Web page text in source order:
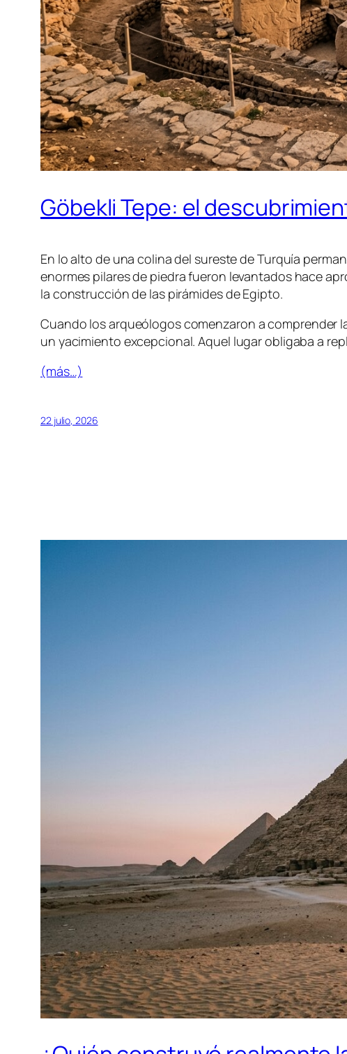
Göbekli Tepe: el
En lo alto de una colina del sureste de Turquía
enormes pilares de piedra fueron levantados hace
la construcción de las pirámides de Egipto.
Cuando los arqueólogos comenzaron a comprender
un yacimiento excepcional. Aquel lugar obligaba a
(más…)
22 julio, 2026